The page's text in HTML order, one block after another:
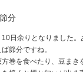
分
10日余りとなりました
節分ですね。
巻を食べたり、豆ま